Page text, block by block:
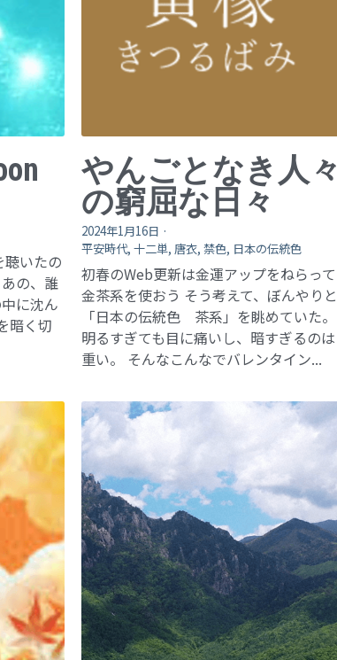
いたの
の、誰
に沈ん
暗く切
やんごとなき人々
の窮屈な日々
2024年1月16日 ·
平安時代, 十二単, 唐衣, 禁色, 日本の伝統色
初春のWeb更新は金運アップをねらって
金茶系を使おう そう考えて、ぼんやりと
「日本の伝統色 茶系」を眺めていた。
明るすぎても目に痛いし、暗すぎるのは
重い。 そんなこんなでバレンタイン...